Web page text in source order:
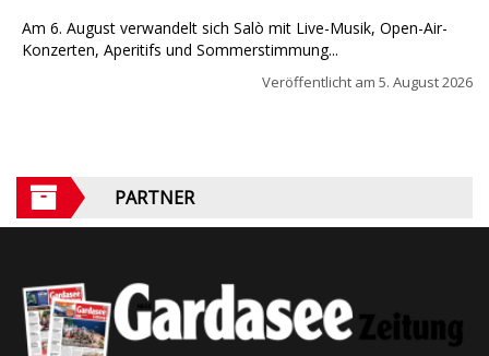
Am 6. August verwandelt sich Salò mit Live-Musik, Open-Air-
Konzerten, Aperitifs und Sommerstimmung...
Veröffentlicht am 5. August 2026
PARTNER